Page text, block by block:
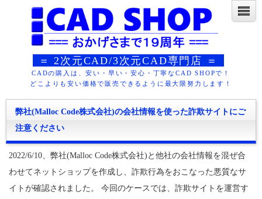
＝ 2次元CAD/3次元CAD専門店 ＝
CADの購入は、安い・早い・安心・丁寧なCAD SHOPで！
どこよりも安い価格で販売できるように最大限努力します！
弊社(Malloc Code株式会社)の会社情報を使った詐欺サイトにご
注意ください
2022/6/10、弊社(Malloc Code株式会社)と他社の会社情報を混ぜ合
わせてネットショップを作成し、詐欺行為をおこなった悪質なサ
イトが確認されました。 今回のケースでは、詐欺サイトを運営す